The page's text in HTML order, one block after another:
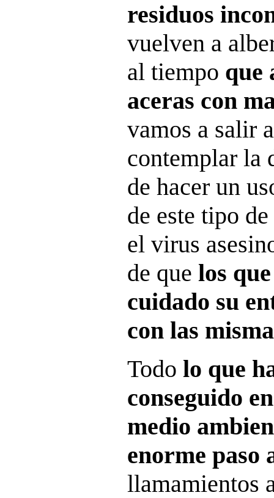
residuos
vuelven a
al tiempo que
aceras con
vamos a salir
contemplar la
de hacer un
de este tipo
el virus
de que los
cuidado su
con las
Todo lo que
conseguido
medio
enorme paso
llamamientos